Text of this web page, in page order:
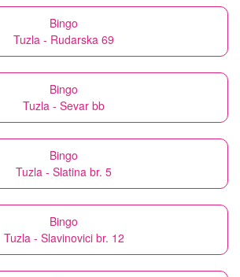
Bingo
Tuzla - Rudarska 69
Bingo
Tuzla - Sevar bb
Bingo
Tuzla - Slatina br. 5
Bingo
Tuzla - Slavinovici br. 12